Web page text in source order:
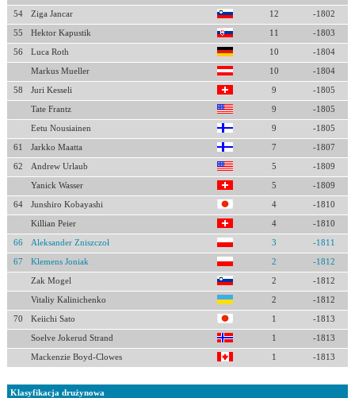
54 Ziga Jancar 12 -1802
55 Hektor Kapustik 11 -1803
56 Luca Roth 10 -1804
Markus Mueller 10 -1804
58 Juri Kesseli 9 -1805
Tate Frantz 9 -1805
Eetu Nousiainen 9 -1805
61 Jarkko Maatta 7 -1807
62 Andrew Urlaub 5 -1809
Yanick Wasser 5 -1809
64 Junshiro Kobayashi 4 -1810
Killian Peier 4 -1810
66 Aleksander Zniszczoł 3 -1811
67 Klemens Joniak 2 -1812
Zak Mogel 2 -1812
Vitaliy Kalinichenko 2 -1812
70 Keiichi Sato 1 -1813
Soelve Jokerud Strand 1 -1813
Mackenzie Boyd-Clowes 1 -1813
Klasyfikacja drużynowa